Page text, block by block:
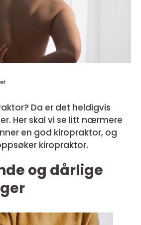
Da er det heldigvis
Her skal vi se litt nærmere
en god kiropraktor, og
kiropraktor.
og dårlige